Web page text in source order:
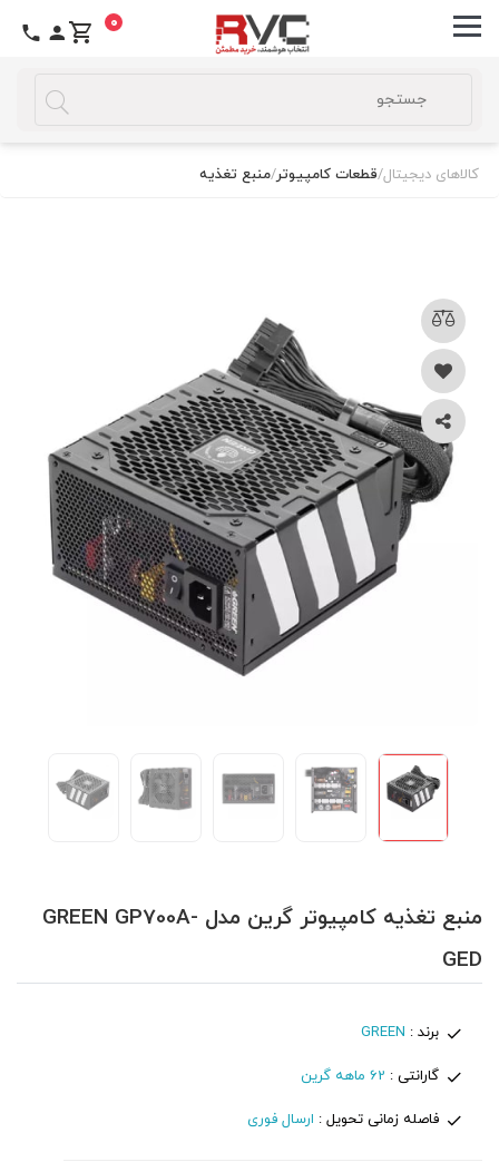
0
کالاهای دیجیتال/قطعات کامپیوتر/منبع تغذیه
منبع تغذیه کامپیوتر گرین مدل GREEN GP700A-
GED
برند : GREEN
گارانتی : 62 ماهه گرین
فاصله زمانی تحویل : ارسال فوری